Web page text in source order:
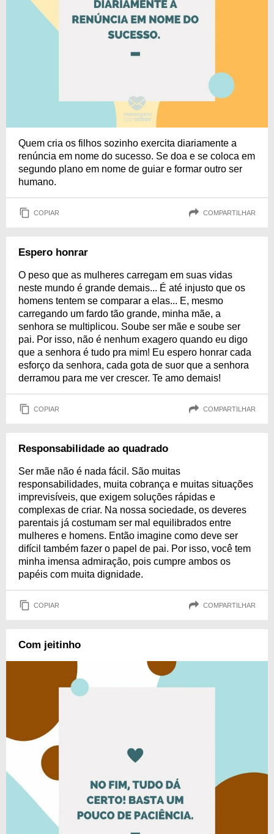
Quem cria os filhos sozinho exercita diariamente a
renúncia em nome do sucesso. Se doa e se coloca em
segundo plano em nome de guiar e formar outro ser
humano.
COPIAR COMPARTILHAR
Espero honrar
O peso que as mulheres carregam em suas vidas
neste mundo é grande demais... É até injusto que os
homens tentem se comparar a elas... E, mesmo
carregando um fardo tão grande, minha mãe, a
senhora se multiplicou. Soube ser mãe e soube ser
pai. Por isso, não é nenhum exagero quando eu digo
que a senhora é tudo pra mim! Eu espero honrar cada
esforço da senhora, cada gota de suor que a senhora
derramou para me ver crescer. Te amo demais!
COPIAR COMPARTILHAR
Responsabilidade ao quadrado
Ser mãe não é nada fácil. São muitas
responsabilidades, muita cobrança e muitas situações
imprevisíveis, que exigem soluções rápidas e
complexas de criar. Na nossa sociedade, os deveres
parentais já costumam ser mal equilibrados entre
mulheres e homens. Então imagine como deve ser
difícil também fazer o papel de pai. Por isso, você tem
minha imensa admiração, pois cumpre ambos os
papéis com muita dignidade.
COPIAR COMPARTILHAR
Com jeitinho